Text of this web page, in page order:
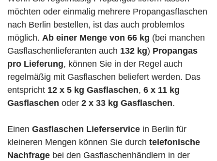
möchten oder einmalig mehrere Propangasflaschen
nach Berlin bestellen, ist das auch problemlos
möglich. Ab einer Menge von 66 kg (bei manchen
Gasflaschenlieferanten auch 132 kg) Propangas
pro Lieferung, können Sie in der Regel auch
regelmäßig mit Gasflaschen beliefert werden. Das
entspricht 12 x 5 kg Gasflaschen, 6 x 11 kg
Gasflaschen oder 2 x 33 kg Gasflaschen.
Einen Gasflaschen Lieferservice in Berlin für
kleineren Mengen können Sie durch telefonische
Nachfrage bei den Gasflaschenhändlern in der